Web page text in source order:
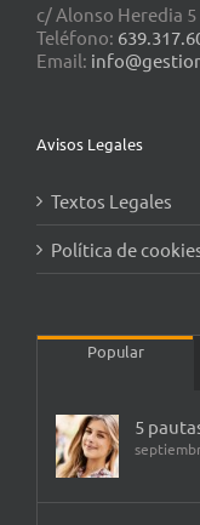
c/ Alonso Heredia
Teléfono:
Email:
Avisos Legales
Textos Legales
Política de
Popular
5